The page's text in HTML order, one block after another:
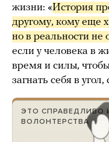
жизни: «История
другому, кому еще
но в реальности
если у человека в
время и силы,
загнать себя в
ЭТО СПРАВЕДЛИВО
ВОЛОНТЕРСТВА